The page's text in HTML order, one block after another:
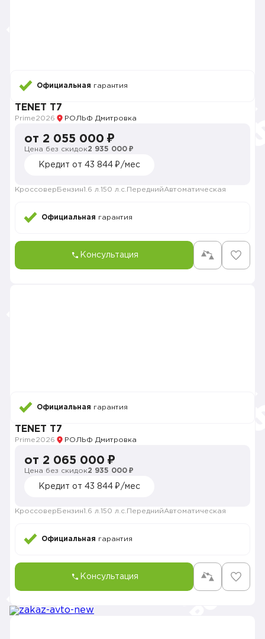
Официальная гарантия
TENET T7
Prime2026 РОЛЬФ Дмитровка
от 2 055 000 ₽
Цена без скидок2 935 000 ₽
Кредит от 43 844 ₽/мес
Кроссовер Бензин1.6 л. 150 л.с. ПереднийАвтоматическая
Официальная гарантия
Консультация
Официальная гарантия
TENET T7
Prime2026 РОЛЬФ Дмитровка
от 2 065 000 ₽
Цена без скидок2 935 000 ₽
Кредит от 43 844 ₽/мес
Кроссовер Бензин1.6 л. 150 л.с. ПереднийАвтоматическая
Официальная гарантия
Консультация